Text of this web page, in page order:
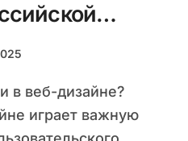
играет важную